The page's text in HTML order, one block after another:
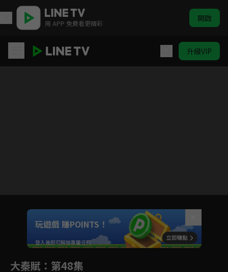
用 APP 免費看更精彩 開啟
升級VIP
Unmute
如有不便請見諒
玩遊戲 賺POINTS！
登入後即可解鎖專屬任務
大秦賦 ：第48集